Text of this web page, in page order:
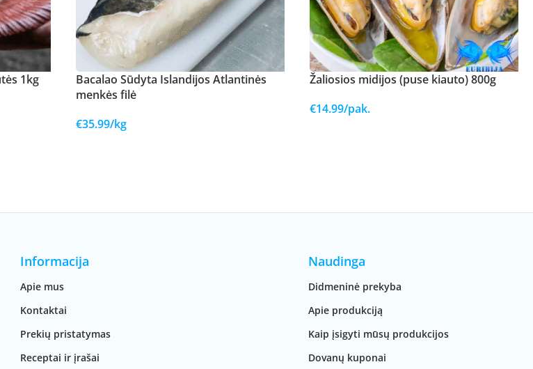
1kg
Bacalao Sūdyta Islandijos Atlantinės
menkės filė
€35.99/kg
Žaliosios midijos (puse kiauto) 800g
€14.99/pak.
Informacija
Apie mus
Kontaktai
Prekių pristatymas
Receptai ir įrašai
Naudinga
Didmeninė prekyba
Apie produkciją
Kaip įsigyti mūsų produkcijos
Dovanų kuponai